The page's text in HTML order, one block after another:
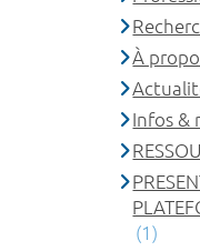
À
Infos &
(1)